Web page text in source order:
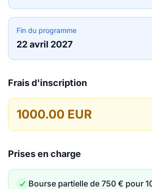
Fin du programme
22 avril 2027
Frais d'inscription
1000.00 EUR
Prises en charge
Bourse partielle de 750 € pour